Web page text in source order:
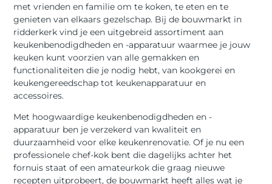
met vrienden en familie om te koken, te eten en te
genieten van elkaars gezelschap. Bij de bouwmarkt in
ridderkerk vind je een uitgebreid assortiment aan
keukenbenodigdheden en -apparatuur waarmee je jouw
keuken kunt voorzien van alle gemakken en
functionaliteiten die je nodig hebt, van kookgerei en
keukengereedschap tot keukenapparatuur en
accessoires.
Met hoogwaardige keukenbenodigdheden en -
apparatuur ben je verzekerd van kwaliteit en
duurzaamheid voor elke keukenrenovatie. Of je nu een
professionele chef-kok bent die dagelijks achter het
fornuis staat of een amateurkok die graag nieuwe
recepten uitprobeert, de bouwmarkt heeft alles wat je